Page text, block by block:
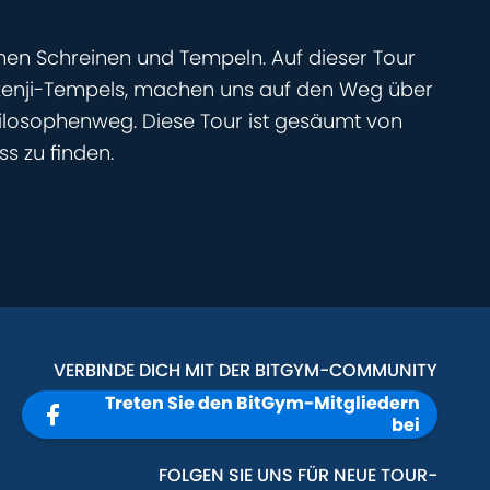
Schreinen und Tempeln. Auf dieser Tour
Tempels, machen uns auf den Weg über
Diese Tour ist gesäumt von
zu finden.
VERBINDE DICH MIT DER BITGYM-COMMUNITY
Treten Sie den BitGym-Mitgliedern
bei
FOLGEN SIE UNS FÜR NEUE TOUR-